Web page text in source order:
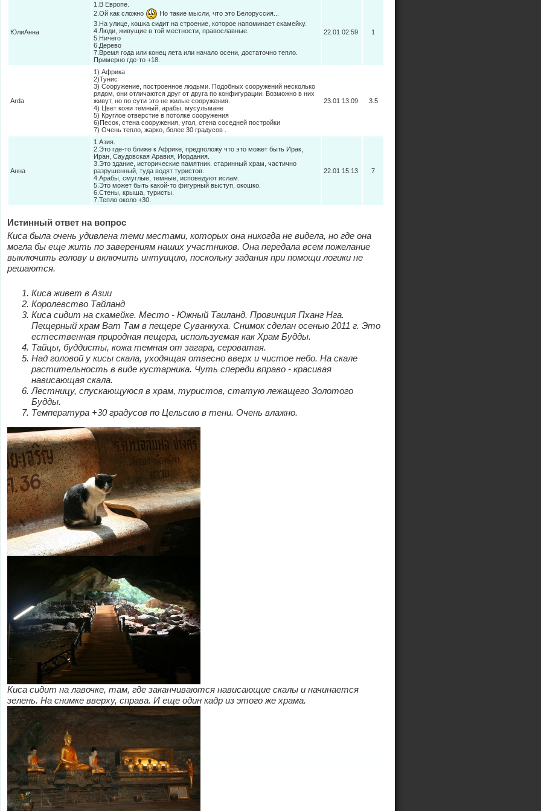
ЮлиАнна
1.В Европе.
2.Ой как сложно
Но такие мысли, что это Белоруссия...
3.На улице, кошка сидит на строение, которое напоминает скамейку.
4.Люди, живущие в той местности, православные.
5.Ничего
6.Дерево
7.Время года или конец лета или начало осени, достаточно тепло.
Примерно где-то +18.
22.01 02:59 1
Arda
1) Африка
2)Тунис
3) Сооружение, построенное людьми. Подобных сооружений несколько
рядом, они отличаются друг от друга по конфигурации. Возможно в них
живут, но по сути это не жилые сооружения.
4) Цвет кожи темный, арабы, мусульмане
5) Круглое отверстие в потолке сооружения
6)Песок, стена сооружения, угол, стена соседней постройки
7) Очень тепло, жарко, более 30 градусов .
23.01 13:09 3.5
Анна
1.Азия.
2.Это где-то ближе к Африке, предположу что это может быть Ирак,
Иран, Саудовская Аравия, Иордания.
3.Это здание, исторические памятник. старинный храм, частично
разрушенный, туда водят туристов.
4.Арабы, смуглые, темные, исповедуют ислам.
5.Это может быть какой-то фигурный выступ, окошко.
6.Стены, крыша, туристы.
7.Тепло около +30.
22.01 15:13 7
Истинный ответ на вопрос
Киса была очень удивлена теми местами, которых она никогда не видела, но где она
могла бы еще жить по заверениям наших участников. Она передала всем пожелание
выключить голову и включить интуицию, поскольку задания при помощи логики не
решаются.
Киса живет в Азии
Королевство Тайланд
Киса сидит на скамейке. Место - Южный Таиланд. Провинция Пханг Нга.
Пещерный храм Ват Там в пещере Суванкуха. Снимок сделан осенью 2011 г. Это
естественная природная пещера, используемая как Храм Будды.
Тайцы, буддисты, кожа темная от загара, сероватая.
Над головой у кисы скала, уходящая отвесно вверх и чистое небо. На скале
растительность в виде кустарника. Чуть спереди вправо - красивая
нависающая скала.
Лестницу, спускающуюся в храм, туристов, статую лежащего Золотого
Будды.
Температура +30 градусов по Цельсию в тени. Очень влажно.
Киса сидит на лавочке, там, где заканчиваются нависающие скалы и начинается
зелень. На снимке вверху, справа. И еще один кадр из этого же храма.